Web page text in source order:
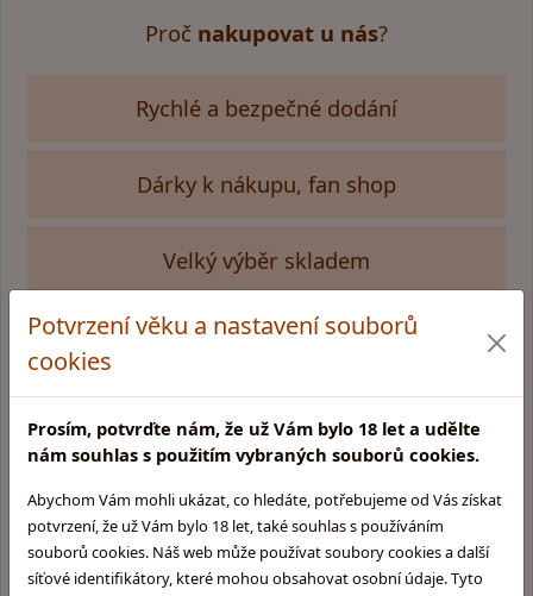
Potvrzení věku a nastavení souborů
cookies
Prosím, potvrďte nám, že už Vám bylo 18 let a udělte
nám souhlas s použitím vybraných souborů cookies.
Abychom Vám mohli ukázat, co hledáte, potřebujeme od Vás získat
potvrzení, že už Vám bylo 18 let, také souhlas s používáním
souborů cookies. Náš web může používat soubory cookies a další
síťové identifikátory, které mohou obsahovat osobní údaje. Tyto
Proč nakupovat u nás?
Rychlé a bezpečné dodání
Dárky k nákupu, fan shop
Velký výběr skladem
Na Malovance 6, Praha 6
Zobrazit mapu
Otevírací doba:
Pondělí: 10:00 - 15:00
Úterý: 10:00 - 15:00
Středa: Zavřeno